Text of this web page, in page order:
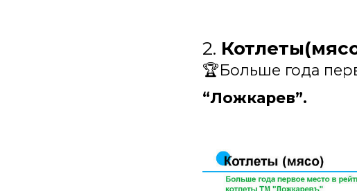
2.
🏆Больше года
“Ложкарев”.